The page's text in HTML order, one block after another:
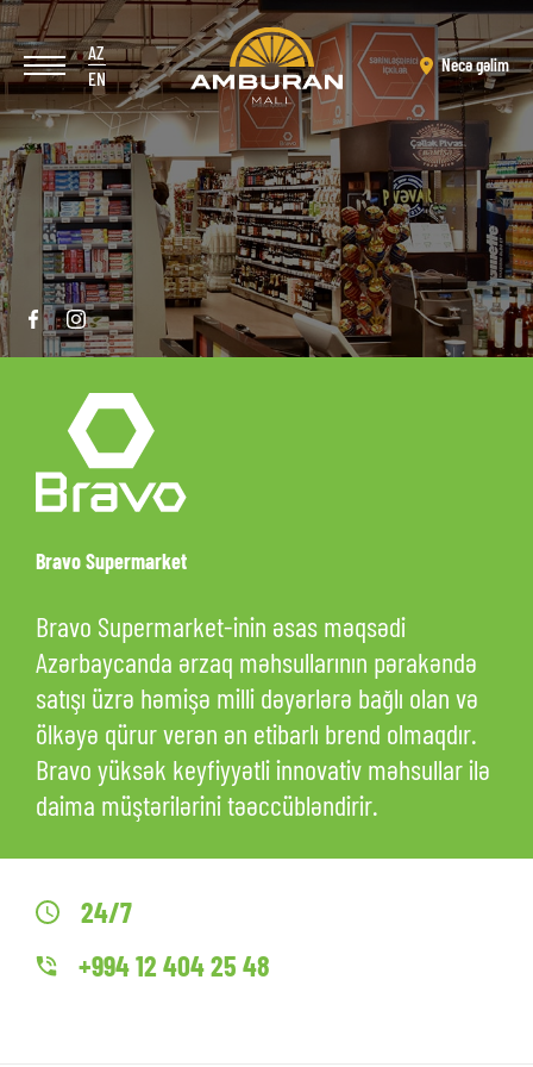
AZ
EN
Necə gəlim
Bravo Supermarket
Bravo Supermarket-inin əsas məqsədi
Azərbaycanda ərzaq məhsullarının pərakəndə
satışı üzrə həmişə milli dəyərlərə bağlı olan və
ölkəyə qürur verən ən etibarlı brend olmaqdır.
Bravo yüksək keyfiyyətli innovativ məhsullar ilə
daima müştərilərini təəccübləndirir.
24/7
+994 12 404 25 48